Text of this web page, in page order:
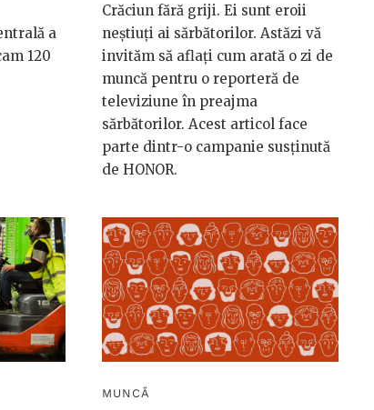
a
120
Crăciun fără griji. Ei sunt eroii
neștiuți ai sărbătorilor. Astăzi vă
invităm să aflați cum arată o zi de
muncă pentru o reporteră de
televiziune în preajma
sărbătorilor. Acest articol face
parte dintr-o campanie susținută
de HONOR.
MUNCĂ